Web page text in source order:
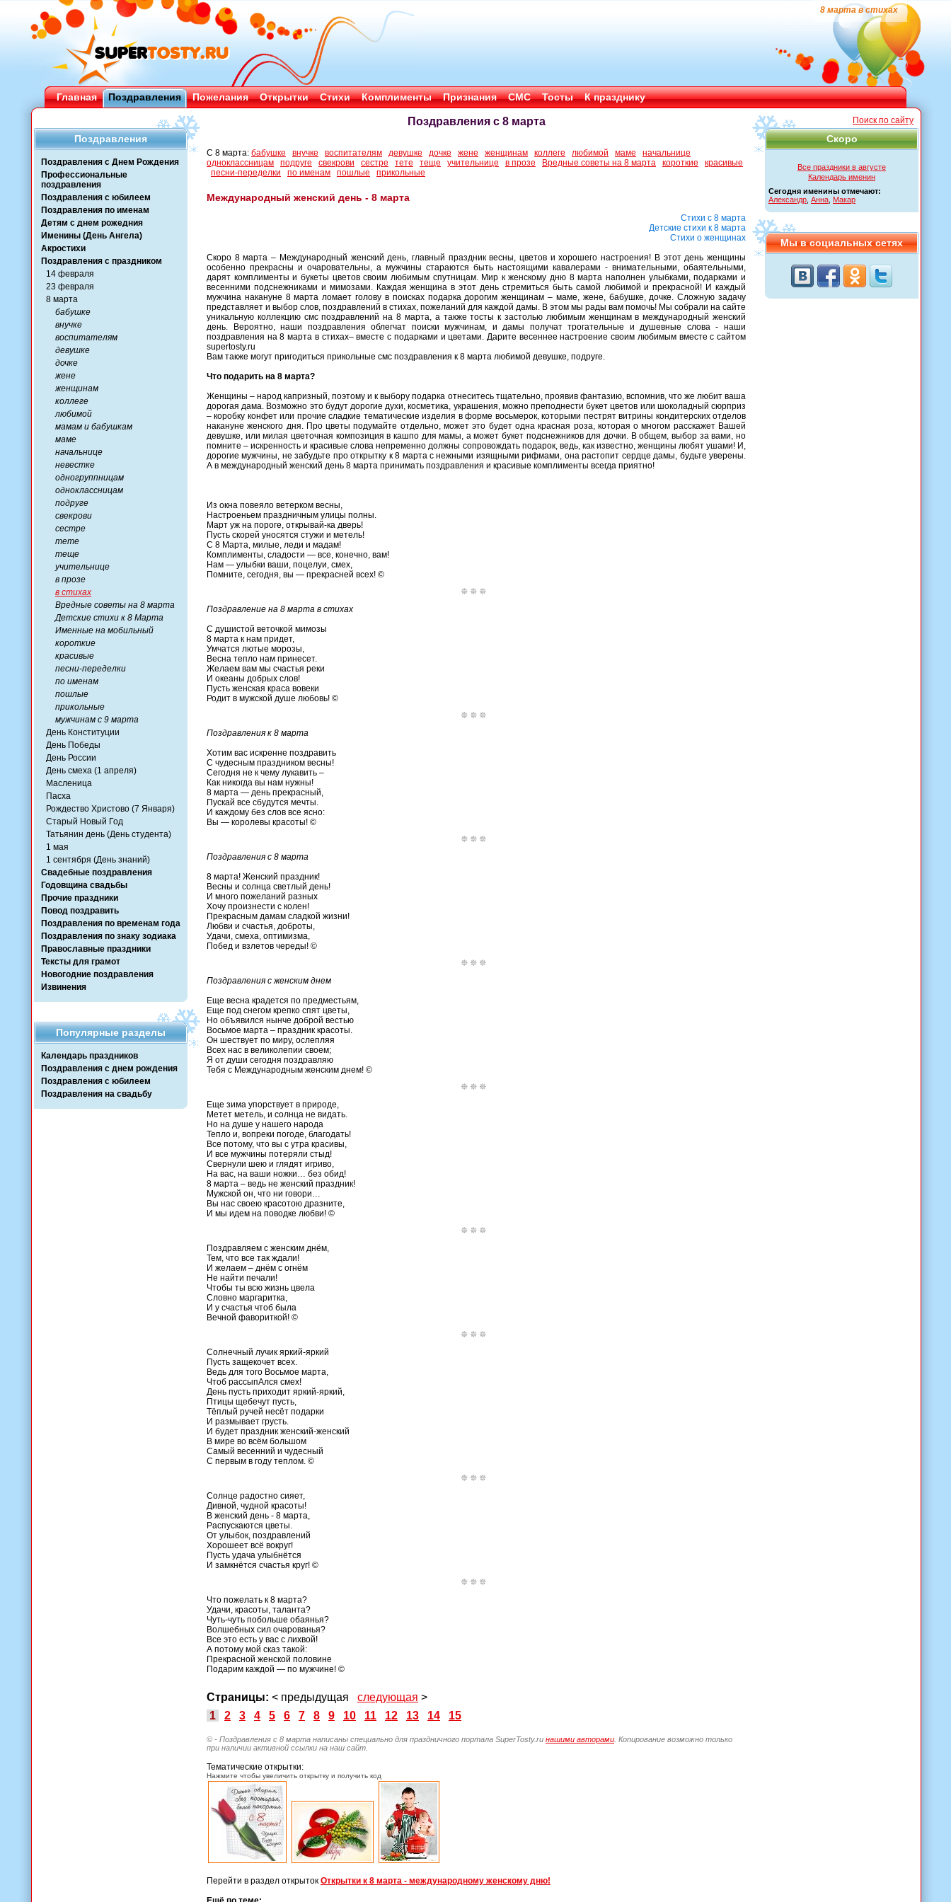
8 марта в стихах
Главная Поздравления Пожелания Открытки Стихи Комплименты Признания СМС Тосты К празднику
Поздравления
Поздравления с Днем Рождения
Профессиональные
поздравления
Поздравления с юбилеем
Поздравления по именам
Детям с днем рожедния
Именины (День Ангела)
Акростихи
Поздравления с праздником
14 февраля
23 февраля
8 марта
бабушке
внучке
воспитателям
девушке
дочке
жене
женщинам
коллеге
любимой
мамам и бабушкам
маме
начальнице
невестке
одногруппницам
одноклассницам
подруге
свекрови
сестре
тете
теще
учительнице
в прозе
в стихах
Вредные советы на 8 марта
Детские стихи к 8 Марта
Именные на мобильный
короткие
красивые
песни-переделки
по именам
пошлые
прикольные
мужчинам с 9 марта
День Конституции
День Победы
День России
День смеха (1 апреля)
Масленица
Пасха
Рождество Христово (7 Января)
Старый Новый Год
Татьянин день (День студента)
1 мая
1 сентября (День знаний)
Свадебные поздравления
Годовщина свадьбы
Прочие праздники
Повод поздравить
Поздравления по временам года
Поздравления по знаку зодиака
Православные праздники
Тексты для грамот
Новогодние поздравления
Извинения
Популярные разделы
Календарь праздников
Поздравления с днем рождения
Поздравления с юбилеем
Поздравления на свадьбу
Поиск по сайту
Скоро
Все праздники в августе
Календарь именин
Сегодня именины отмечают:
Александр Анна Макар
Мы в социальных сетях
Поздравления с 8 марта
С 8 марта: бабушке внучке воспитателям девушке дочке жене женщинам коллеге любимой маме
начальнице
одноклассницам
подруге свекрови сестре тете теще учительнице в прозе Вредные советы на 8 марта короткие
красивые
песни-переделки
по именам пошлые прикольные
Международный женский день - 8 марта
Стихи с 8 марта
Детские стихи к 8 марта
Стихи о женщинах
Скоро 8 марта – Международный женский день, главный праздник весны, цветов и хорошего настроения! В этот день женщины
особенно прекрасны и очаровательны, а мужчины стараются быть настоящими кавалерами - внимательными, обаятельными,
дарят комплименты и букеты цветов своим любимым спутницам. Мир к женскому дню 8 марта наполнен улыбками, подарками и
весенними подснежниками и мимозами. Каждая женщина в этот день стремиться быть самой любимой и прекрасной! И каждый
мужчина накануне 8 марта ломает голову в поисках подарка дорогим женщинам – маме, жене, бабушке, дочке. Сложную задачу
представляет и выбор слов, поздравлений в стихах, пожеланий для каждой дамы. В этом мы рады вам помочь! Мы собрали на сайте
уникальную коллекцию смс поздравлений на 8 марта, а также тосты к застолью любимым женщинам в международный женский
день. Вероятно, наши поздравления облегчат поиски мужчинам, и дамы получат трогательные и душевные слова - наши
поздравления на 8 марта в стихах– вместе с подарками и цветами. Дарите весеннее настроение своим любимым вместе с сайтом
supertosty.ru
Вам также могут пригодиться прикольные смс поздравления к 8 марта любимой девушке, подруге.
Что подарить на 8 марта?
Женщины – народ капризный, поэтому и к выбору подарка отнеситесь тщательно, проявив фантазию, вспомнив, что же любит ваша
дорогая дама. Возможно это будут дорогие духи, косметика, украшения, можно преподнести букет цветов или шоколадный сюрприз
– коробку конфет или прочие сладкие тематические изделия в форме восьмерок, которыми пестрят витрины кондитерских отделов
накануне женского дня. Про цветы подумайте отдельно, может это будет одна красная роза, которая о многом расскажет Вашей
девушке, или милая цветочная композиция в кашпо для мамы, а может букет подснежников для дочки. В общем, выбор за вами, но
помните – искренность и красивые слова непременно должны сопровождать подарок, ведь, как известно, женщины любят ушами! И,
дорогие мужчины, не забудьте про открытку к 8 марта с нежными изящными рифмами, она растопит сердце дамы, будьте уверены.
А в международный женский день 8 марта принимать поздравления и красивые комплименты всегда приятно!
Из окна повеяло ветерком весны,
Настроеньем праздничным улицы полны.
Март уж на пороге, открывай-ка дверь!
Пусть скорей уносятся стужи и метель!
С 8 Марта, милые, леди и мадам!
Комплименты, сладости — все, конечно, вам!
Нам — улыбки ваши, поцелуи, смех,
Помните, сегодня, вы — прекрасней всех! ©
Поздравление на 8 марта в стихах
С душистой веточкой мимозы
8 марта к нам придет,
Умчатся лютые морозы,
Весна тепло нам принесет.
Желаем вам мы счастья реки
И океаны добрых слов!
Пусть женская краса вовеки
Родит в мужской душе любовь! ©
Поздравления к 8 марта
Хотим вас искренне поздравить
С чудесным праздником весны!
Сегодня не к чему лукавить –
Как никогда вы нам нужны!
8 марта — день прекрасный,
Пускай все сбудутся мечты.
И каждому без слов все ясно:
Вы — королевы красоты! ©
Поздравления с 8 марта
8 марта! Женский праздник!
Весны и солнца светлый день!
И много пожеланий разных
Хочу произнести с колен!
Прекрасным дамам сладкой жизни!
Любви и счастья, доброты,
Удачи, смеха, оптимизма,
Побед и взлетов череды! ©
Поздравления с женским днем
Еще весна крадется по предместьям,
Еще под снегом крепко спят цветы,
Но объявился нынче доброй вестью
Восьмое марта – праздник красоты.
Он шествует по миру, ослепляя
Всех нас в великолепии своем;
Я от души сегодня поздравляю
Тебя с Международным женским днем! ©
Еще зима упорствует в природе,
Метет метель, и солнца не видать.
Но на душе у нашего народа
Тепло и, вопреки погоде, благодать!
Все потому, что вы с утра красивы,
И все мужчины потеряли стыд!
Свернули шею и глядят игриво,
На вас, на ваши ножки… без обид!
8 марта – ведь не женский праздник!
Мужской он, что ни говори…
Вы нас своею красотою дразните,
И мы идем на поводке любви! ©
Поздравляем с женским днём,
Тем, что все так ждали!
И желаем – днём с огнём
Не найти печали!
Чтобы ты всю жизнь цвела
Словно маргаритка,
И у счастья чтоб была
Вечной фавориткой! ©
Солнечный лучик яркий-яркий
Пусть защекочет всех.
Ведь для того Восьмое марта,
Чтоб рассыпАлся смех!
День пусть приходит яркий-яркий,
Птицы щебечут пусть,
Тёплый ручей несёт подарки
И размывает грусть.
И будет праздник женский-женский
В мире во всём большом
Самый весенний и чудесный
С первым в году теплом. ©
Солнце радостно сияет,
Дивной, чудной красоты!
В женский день - 8 марта,
Распускаются цветы.
От улыбок, поздравлений
Хорошеет всё вокруг!
Пусть удача улыбнётся
И замкнётся счастья круг! ©
Что пожелать к 8 марта?
Удачи, красоты, таланта?
Чуть-чуть побольше обаянья?
Волшебных сил очарованья?
Все это есть у вас с лихвой!
А потому мой сказ такой:
Прекрасной женской половине
Подарим каждой — по мужчине! ©
Страницы: < предыдущая следующая >
1
2 3 4 5 6 7 8 9 10 11 12 13 14 15
© - Поздравления с 8 марта написаны специально для праздничного портала SuperTosty.ru нашими авторами . Копирование возможно только
при наличии активной ссылки на наш сайт.
Тематические открытки:
Нажмите чтобы увеличить открытку и получить код
Перейти в раздел открыток Открытки к 8 марта - международному женскому дню!